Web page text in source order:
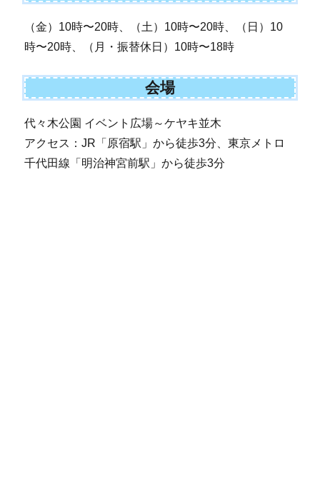
（金）10時〜20時、（土）10時〜20時、（日）10
時〜20時、（月・振替休日）10時〜18時
会場
代々木公園 イベント広場～ケヤキ並木
アクセス：JR「原宿駅」から徒歩3分、東京メトロ
千代田線「明治神宮前駅」から徒歩3分